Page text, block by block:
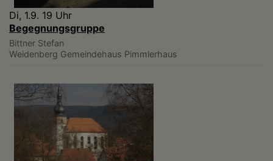
Di, 1.9. 19 Uhr
Begegnungsgruppe
Bittner Stefan
Weidenberg Gemeindehaus Pimmlerhaus